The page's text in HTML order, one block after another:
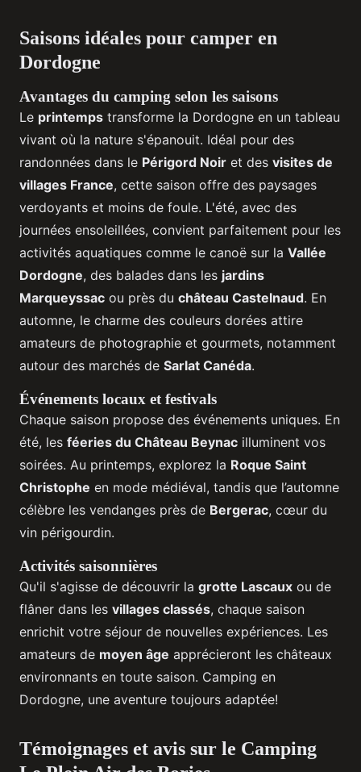
Saisons idéales pour camper en
Dordogne
Avantages du camping selon les saisons
Le printemps transforme la Dordogne en un tableau
vivant où la nature s'épanouit. Idéal pour des
randonnées dans le Périgord Noir et des visites de
villages France, cette saison offre des paysages
verdoyants et moins de foule. L'été, avec des
journées ensoleillées, convient parfaitement pour les
activités aquatiques comme le canoë sur la Vallée
Dordogne, des balades dans les jardins
Marqueyssac ou près du château Castelnaud. En
automne, le charme des couleurs dorées attire
amateurs de photographie et gourmets, notamment
autour des marchés de Sarlat Canéda.
Événements locaux et festivals
Chaque saison propose des événements uniques. En
été, les féeries du Château Beynac illuminent vos
soirées. Au printemps, explorez la Roque Saint
Christophe en mode médiéval, tandis que l’automne
célèbre les vendanges près de Bergerac, cœur du
vin périgourdin.
Activités saisonnières
Qu'il s'agisse de découvrir la grotte Lascaux ou de
flâner dans les villages classés, chaque saison
enrichit votre séjour de nouvelles expériences. Les
amateurs de moyen âge apprécieront les châteaux
environnants en toute saison. Camping en
Dordogne, une aventure toujours adaptée!
Témoignages et avis sur le Camping